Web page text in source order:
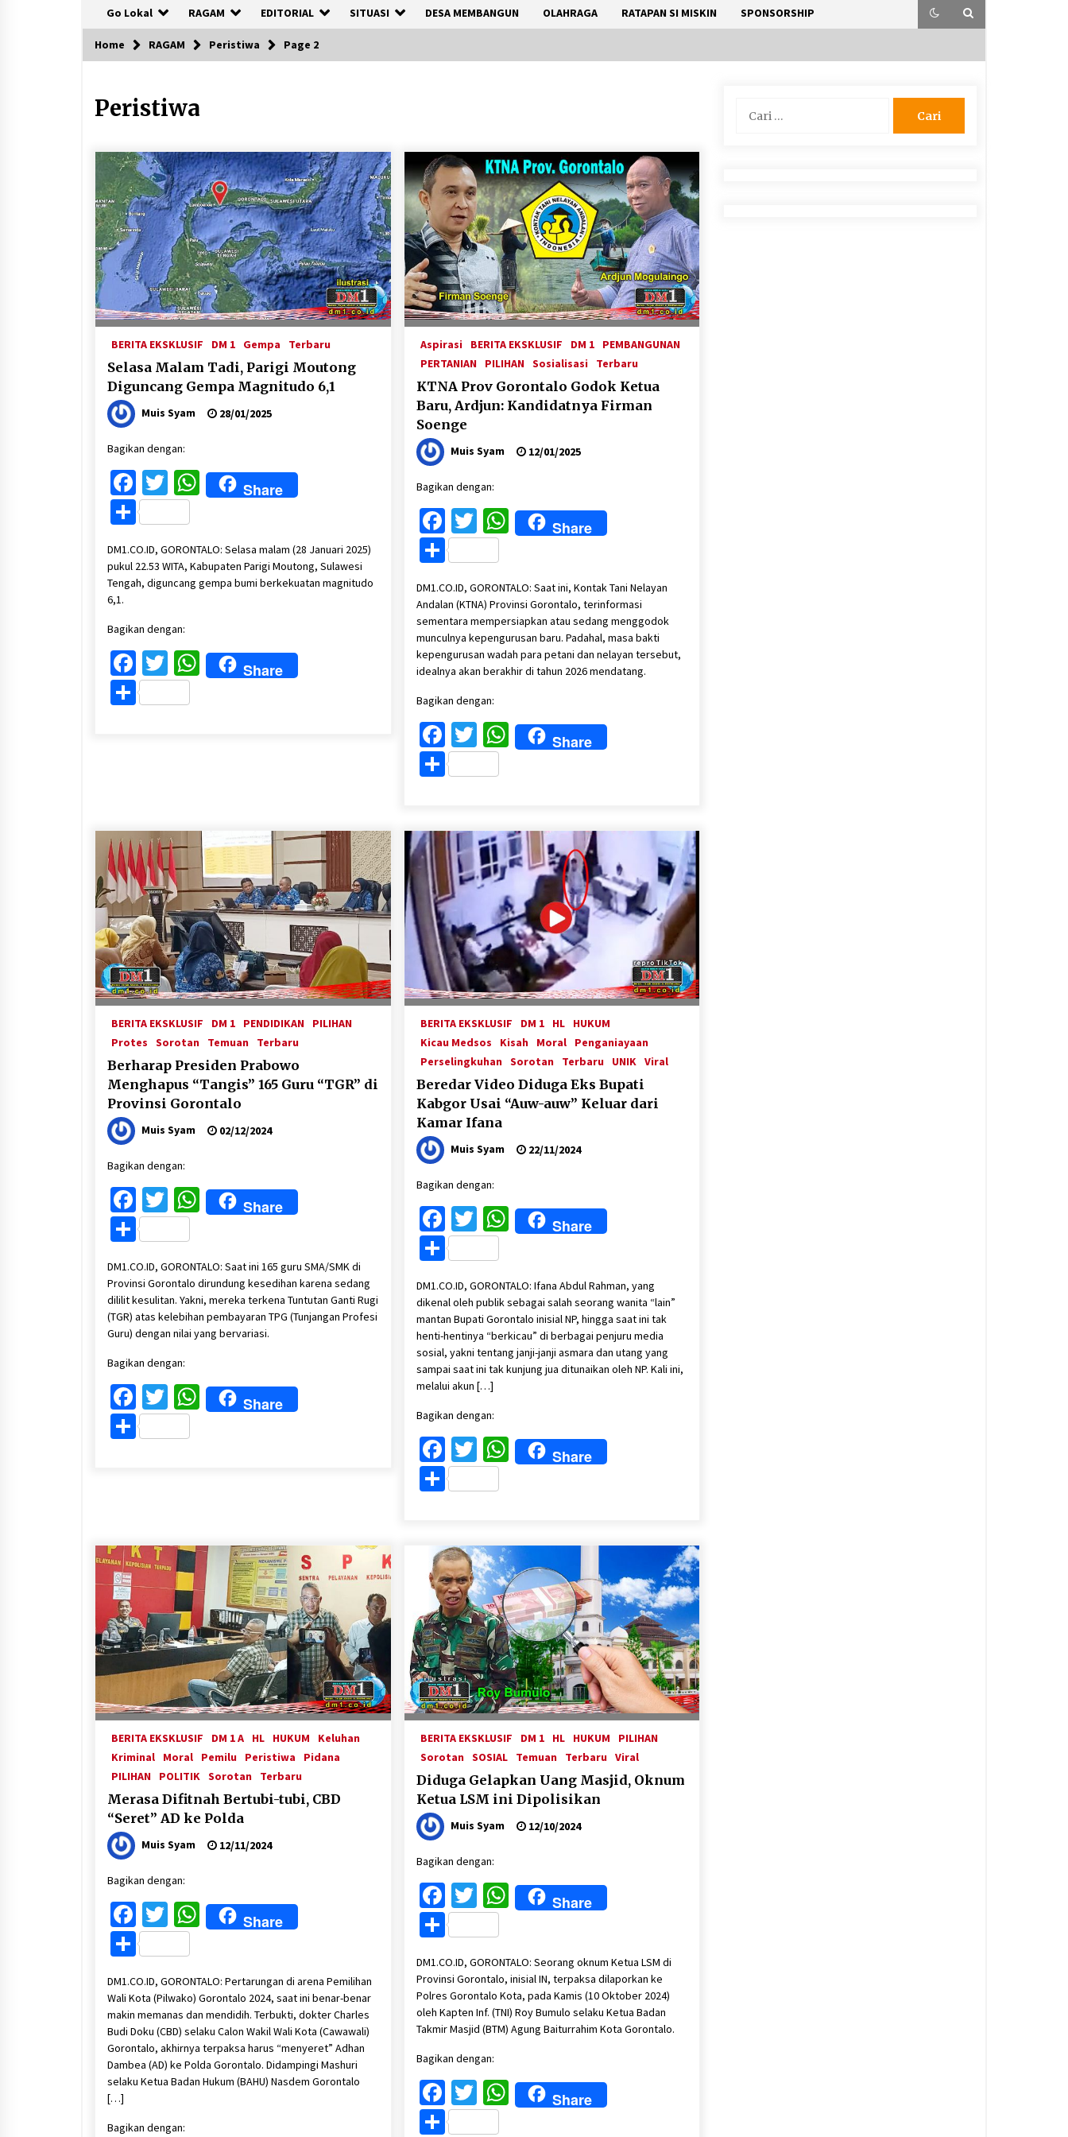
Go Lokal RAGAM EDITORIAL SITUASI DESA MEMBANGUN OLAHRAGA RATAPAN SI MISKIN SPONSORSHIP
Home RAGAM Peristiwa Page 2
Peristiwa
BERITA EKSKLUSIF DM 1 Gempa Terbaru
Selasa Malam Tadi, Parigi Moutong
Diguncang Gempa Magnitudo 6,1
Muis Syam 28/01/2025
Bagikan dengan:
Facebook
Twitter
WhatsApp
Share
Share
DM1.CO.ID, GORONTALO: Selasa malam (28 Januari 2025)
pukul 22.53 WITA, Kabupaten Parigi Moutong, Sulawesi
Tengah, diguncang gempa bumi berkekuatan magnitudo
6,1.
Bagikan dengan:
Facebook
Twitter
WhatsApp
Share
Share
Aspirasi BERITA EKSKLUSIF DM 1
PEMBANGUNAN
PERTANIAN
PILIHAN Sosialisasi Terbaru
KTNA Prov Gorontalo Godok Ketua
Baru, Ardjun: Kandidatnya Firman
Soenge
Muis Syam 12/01/2025
Bagikan dengan:
Facebook
Twitter
WhatsApp
Share
Share
DM1.CO.ID, GORONTALO: Saat ini, Kontak Tani Nelayan
Andalan (KTNA) Provinsi Gorontalo, terinformasi
sementara mempersiapkan atau sedang menggodok
munculnya kepengurusan baru. Padahal, masa bakti
kepengurusan wadah para petani dan nelayan tersebut,
idealnya akan berakhir di tahun 2026 mendatang.
Bagikan dengan:
Facebook
Twitter
WhatsApp
Share
Share
BERITA EKSKLUSIF DM 1 PENDIDIKAN
PILIHAN
Protes
Sorotan Temuan Terbaru
Berharap Presiden Prabowo
Menghapus “Tangis” 165 Guru “TGR” di
Provinsi Gorontalo
Muis Syam 02/12/2024
Bagikan dengan:
Facebook
Twitter
WhatsApp
Share
Share
DM1.CO.ID, GORONTALO: Saat ini 165 guru SMA/SMK di
Provinsi Gorontalo dirundung kesedihan karena sedang
dililit kesulitan. Yakni, mereka terkena Tuntutan Ganti Rugi
(TGR) atas kelebihan pembayaran TPG (Tunjangan Profesi
Guru) dengan nilai yang bervariasi.
Bagikan dengan:
Facebook
Twitter
WhatsApp
Share
Share
BERITA EKSKLUSIF DM 1 HL
HUKUM
Kicau Medsos
Kisah Moral
Penganiayaan
Perselingkuhan Sorotan Terbaru UNIK Viral
Beredar Video Diduga Eks Bupati
Kabgor Usai “Auw-auw” Keluar dari
Kamar Ifana
Muis Syam 22/11/2024
Bagikan dengan:
Facebook
Twitter
WhatsApp
Share
Share
DM1.CO.ID, GORONTALO: Ifana Abdul Rahman, yang
dikenal oleh publik sebagai salah seorang wanita “lain”
mantan Bupati Gorontalo inisial NP, hingga saat ini tak
henti-hentinya “berkicau” di berbagai penjuru media
sosial, yakni tentang janji-janji asmara dan utang yang
sampai saat ini tak kunjung jua ditunaikan oleh NP. Kali ini,
melalui akun […]
Bagikan dengan:
Facebook
Twitter
WhatsApp
Share
Share
BERITA EKSKLUSIF DM 1 A HL HUKUM
Keluhan
Kriminal
Moral Pemilu Peristiwa
Pidana
PILIHAN
POLITIK Sorotan Terbaru
Merasa Difitnah Bertubi-tubi, CBD
“Seret” AD ke Polda
Muis Syam 12/11/2024
Bagikan dengan:
Facebook
Twitter
WhatsApp
Share
Share
DM1.CO.ID, GORONTALO: Pertarungan di arena Pemilihan
Wali Kota (Pilwako) Gorontalo 2024, saat ini benar-benar
makin memanas dan mendidih. Terbukti, dokter Charles
Budi Doku (CBD) selaku Calon Wakil Wali Kota (Cawawali)
Gorontalo, akhirnya terpaksa harus “menyeret” Adhan
Dambea (AD) ke Polda Gorontalo. Didampingi Mashuri
selaku Ketua Badan Hukum (BAHU) Nasdem Gorontalo
[…]
Bagikan dengan:
BERITA EKSKLUSIF DM 1 HL HUKUM
PILIHAN
Sorotan SOSIAL Temuan Terbaru Viral
Diduga Gelapkan Uang Masjid, Oknum
Ketua LSM ini Dipolisikan
Muis Syam 12/10/2024
Bagikan dengan:
Facebook
Twitter
WhatsApp
Share
Share
DM1.CO.ID, GORONTALO: Seorang oknum Ketua LSM di
Provinsi Gorontalo, inisial IN, terpaksa dilaporkan ke
Polres Gorontalo Kota, pada Kamis (10 Oktober 2024)
oleh Kapten Inf. (TNI) Roy Bumulo selaku Ketua Badan
Takmir Masjid (BTM) Agung Baiturrahim Kota Gorontalo.
Bagikan dengan:
Facebook
Twitter
WhatsApp
Share
Share
untuk: